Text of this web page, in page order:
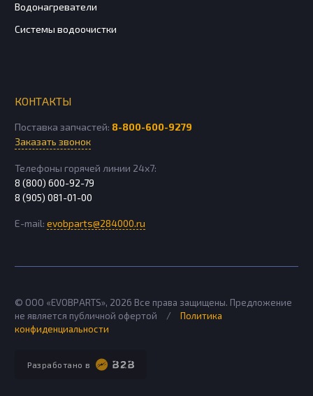
Водонагреватели
Системы водоочистки
КОНТАКТЫ
Поставка запчастей: 8-800-600-9279
Заказать звонок
Телефоны горячей линии 24х7:
8 (800) 600-92-79
8 (905) 081-01-00
E-mail: evobparts@284000.ru
Разработано в
© ООО «EVOBPARTS», 2026 Все права защищены. Предложение
не является публичной офертой
/
Политика
конфиденциальности